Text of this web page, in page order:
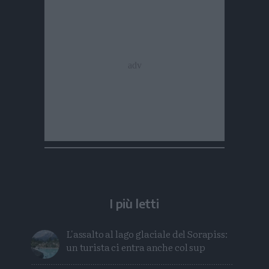
I più letti
L'assalto al lago glaciale del Sorapiss:
un turista ci entra anche col sup